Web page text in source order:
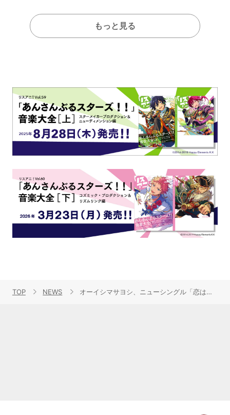
もっと見る
TOP NEWS オーイシマサヨシ、ニューシングル「恋はエクスプロージョン (feat.田村ゆかり)」ジャケット写真＆最新アーティスト写真公開！